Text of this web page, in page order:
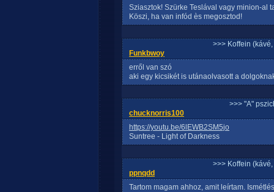
Sziasztok! Szürke Teslával vagy minion-al
Köszi, ha van infód ès megosztod!
>>> Koffein
Funkbwoy
erről van szó
aki egy kicsikét is utánaolvasott a
>>> "A"
chucknorris100
https://youtu.be/6lEWB2SM5jo
Suntree - Light of Darkness
>>> Koffein
ppnqdd
Tartom magam ahhoz, amit leírtam.